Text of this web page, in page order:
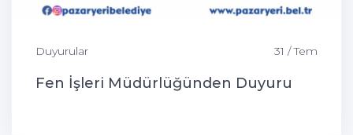
Duyurular 31 / Tem
Fen İşleri Müdürlüğünden Duyuru